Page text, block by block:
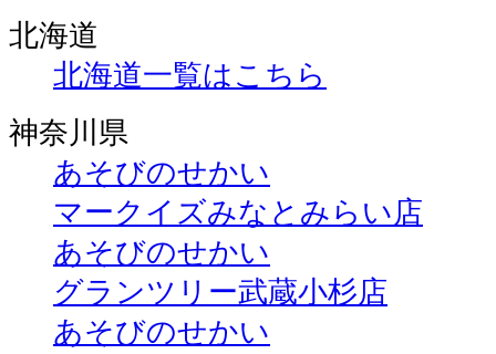
北海道
北海道一覧はこちら
神奈川県
あそびのせかい
マークイズみなとみらい店
あそびのせかい
グランツリー武蔵小杉店
あそびのせかい